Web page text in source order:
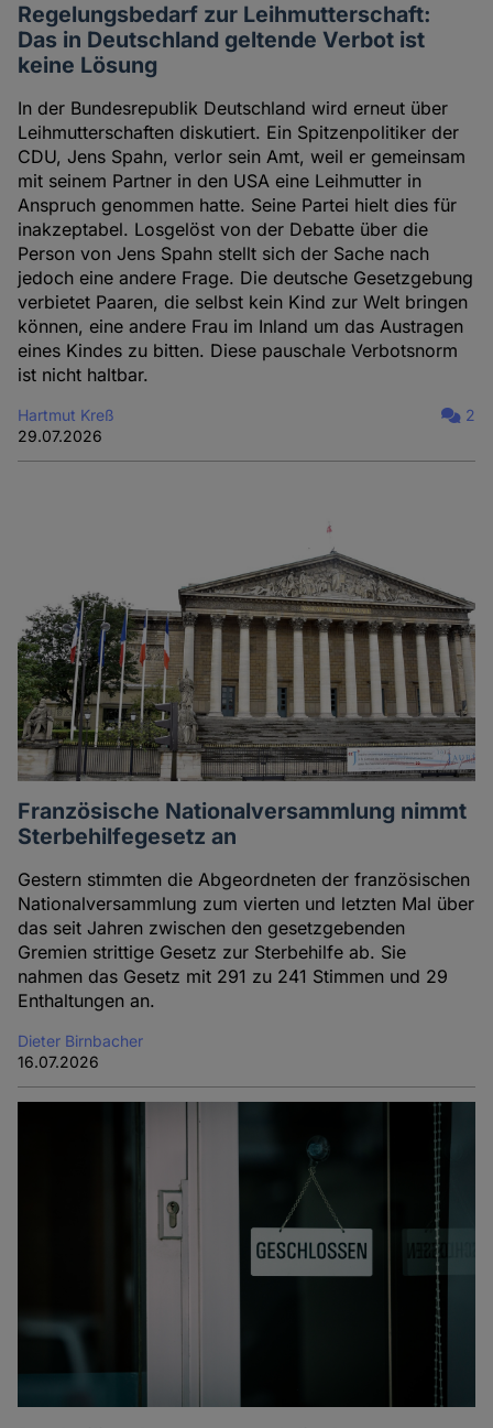
Regelungsbedarf zur Leihmutterschaft:
Das in Deutschland geltende Verbot ist
keine Lösung
In der Bundesrepublik Deutschland wird erneut über
Leihmutterschaften diskutiert. Ein Spitzenpolitiker der
CDU, Jens Spahn, verlor sein Amt, weil er gemeinsam
mit seinem Partner in den USA eine Leihmutter in
Anspruch genommen hatte. Seine Partei hielt dies für
inakzeptabel. Losgelöst von der Debatte über die
Person von Jens Spahn stellt sich der Sache nach
jedoch eine andere Frage. Die deutsche Gesetzgebung
verbietet Paaren, die selbst kein Kind zur Welt bringen
können, eine andere Frau im Inland um das Austragen
eines Kindes zu bitten. Diese pauschale Verbotsnorm
ist nicht haltbar.
Hartmut Kreß
29.07.2026
2
Französische Nationalversammlung nimmt
Sterbehilfegesetz an
Gestern stimmten die Abgeordneten der französischen
Nationalversammlung zum vierten und letzten Mal über
das seit Jahren zwischen den gesetzgebenden
Gremien strittige Gesetz zur Sterbehilfe ab. Sie
nahmen das Gesetz mit 291 zu 241 Stimmen und 29
Enthaltungen an.
Dieter Birnbacher
16.07.2026